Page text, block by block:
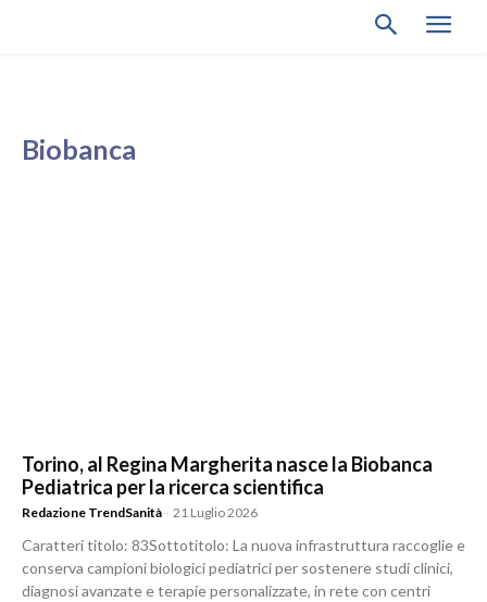
Biobanca
Torino, al Regina Margherita nasce la Biobanca
Pediatrica per la ricerca scientifica
Redazione TrendSanità - 21 Luglio 2026
Caratteri titolo: 83Sottotitolo: La nuova infrastruttura raccoglie e
conserva campioni biologici pediatrici per sostenere studi clinici,
diagnosi avanzate e terapie personalizzate, in rete con centri